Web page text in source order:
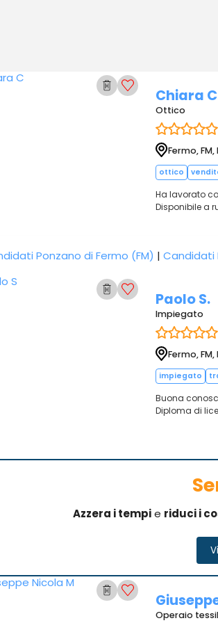
Chiara
Ottico
Fermo,
ottico
Ha lavorato
Disponibile a
Ponzano di Fermo (FM) | Candidati
Paolo S.
Impiegato
Fermo,
impiegato
Buona
Diploma di
Azzera i tempie riduci i
Operaio